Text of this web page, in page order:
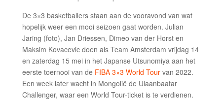
De 3×3 basketballers staan aan de vooravond van wat
hopelijk weer een mooi seizoen gaat worden. Julian
Jaring (foto), Jan Driessen, Dimeo van der Horst en
Maksim Kovacevic doen als Team Amsterdam vrijdag 14
en zaterdag 15 mei in het Japanse Utsunomiya aan het
eerste toernooi van de FIBA 3×3 World Tourvan 2022.
Een week later wacht in Mongolië de Ulaanbaatar
Challenger, waar een World Tour-ticket is te verdienen.